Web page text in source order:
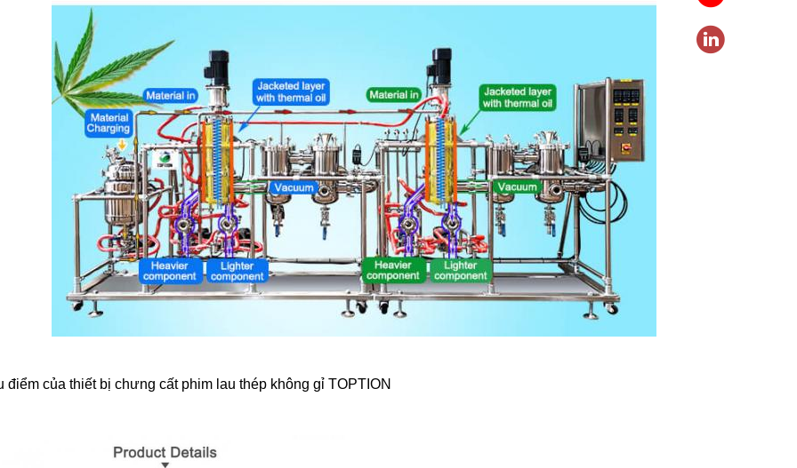
điểm của thiết bị chưng cất phim lau thép không gỉ TOPTION